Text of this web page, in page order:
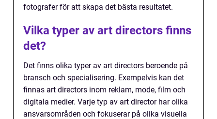
fotografer för att skapa det bästa resultatet.
Vilka typer av art directors finns
det?
Det finns olika typer av art directors beroende på
bransch och specialisering. Exempelvis kan det
finnas art directors inom reklam, mode, film och
digitala medier. Varje typ av art director har olika
ansvarsområden och fokuserar på olika visuella